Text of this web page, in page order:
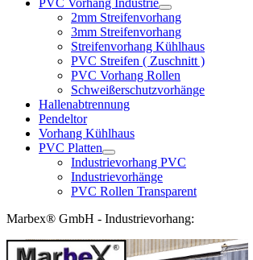
PVC Vorhang Industrie
2mm Streifenvorhang
3mm Streifenvorhang
Streifenvorhang Kühlhaus
PVC Streifen ( Zuschnitt )
PVC Vorhang Rollen
Schweißerschutzvorhänge
Hallenabtrennung
Pendeltor
Vorhang Kühlhaus
PVC Platten
Industrievorhang PVC
Industrievorhänge
PVC Rollen Transparent
Marbex® GmbH - Industrievorhang: